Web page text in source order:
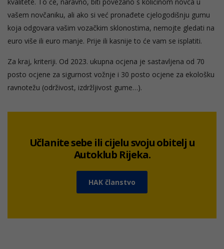
vašem novčaniku, ali ako si već pronađete cjelogodišnju gumu
koja odgovara vašim vozačkim sklonostima, nemojte gledati na
euro više ili euro manje. Prije ili kasnije to će vam se isplatiti.
Za kraj, kriteriji. Od 2023. ukupna ocjena je sastavljena od 70
posto ocjene za sigurnost vožnje i 30 posto ocjene za ekološku
ravnotežu (održivost, izdržljivost gume…).
Učlanite sebe ili cijelu svoju obitelj u
Autoklub Rijeka.
HAK članstvo